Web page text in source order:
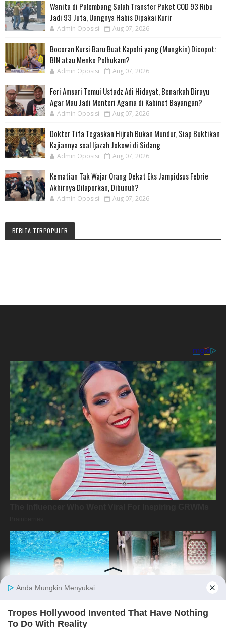
Wanita di Palembang Salah Transfer Paket COD 93 Ribu
Jadi 93 Juta, Uangnya Habis Dipakai Kurir
Admin Oposisi Aug 07, 2026
Bocoran Kursi Baru Buat Kapolri yang (Mungkin) Dicopot:
BIN atau Menko Polhukam?
Admin Oposisi Aug 07, 2026
Feri Amsari Temui Ustadz Adi Hidayat, Benarkah Dirayu
Agar Mau Jadi Menteri Agama di Kabinet Bayangan?
Admin Oposisi Aug 07, 2026
Dokter Tifa Tegaskan Hijrah Bukan Mundur, Siap Buktikan
Kajiannya soal Ijazah Jokowi di Sidang
Admin Oposisi Aug 07, 2026
Kematian Tak Wajar Orang Dekat Eks Jampidsus Febrie
Akhirnya Dilaporkan, Dibunuh?
Admin Oposisi Aug 07, 2026
BERITA TERPOPULER